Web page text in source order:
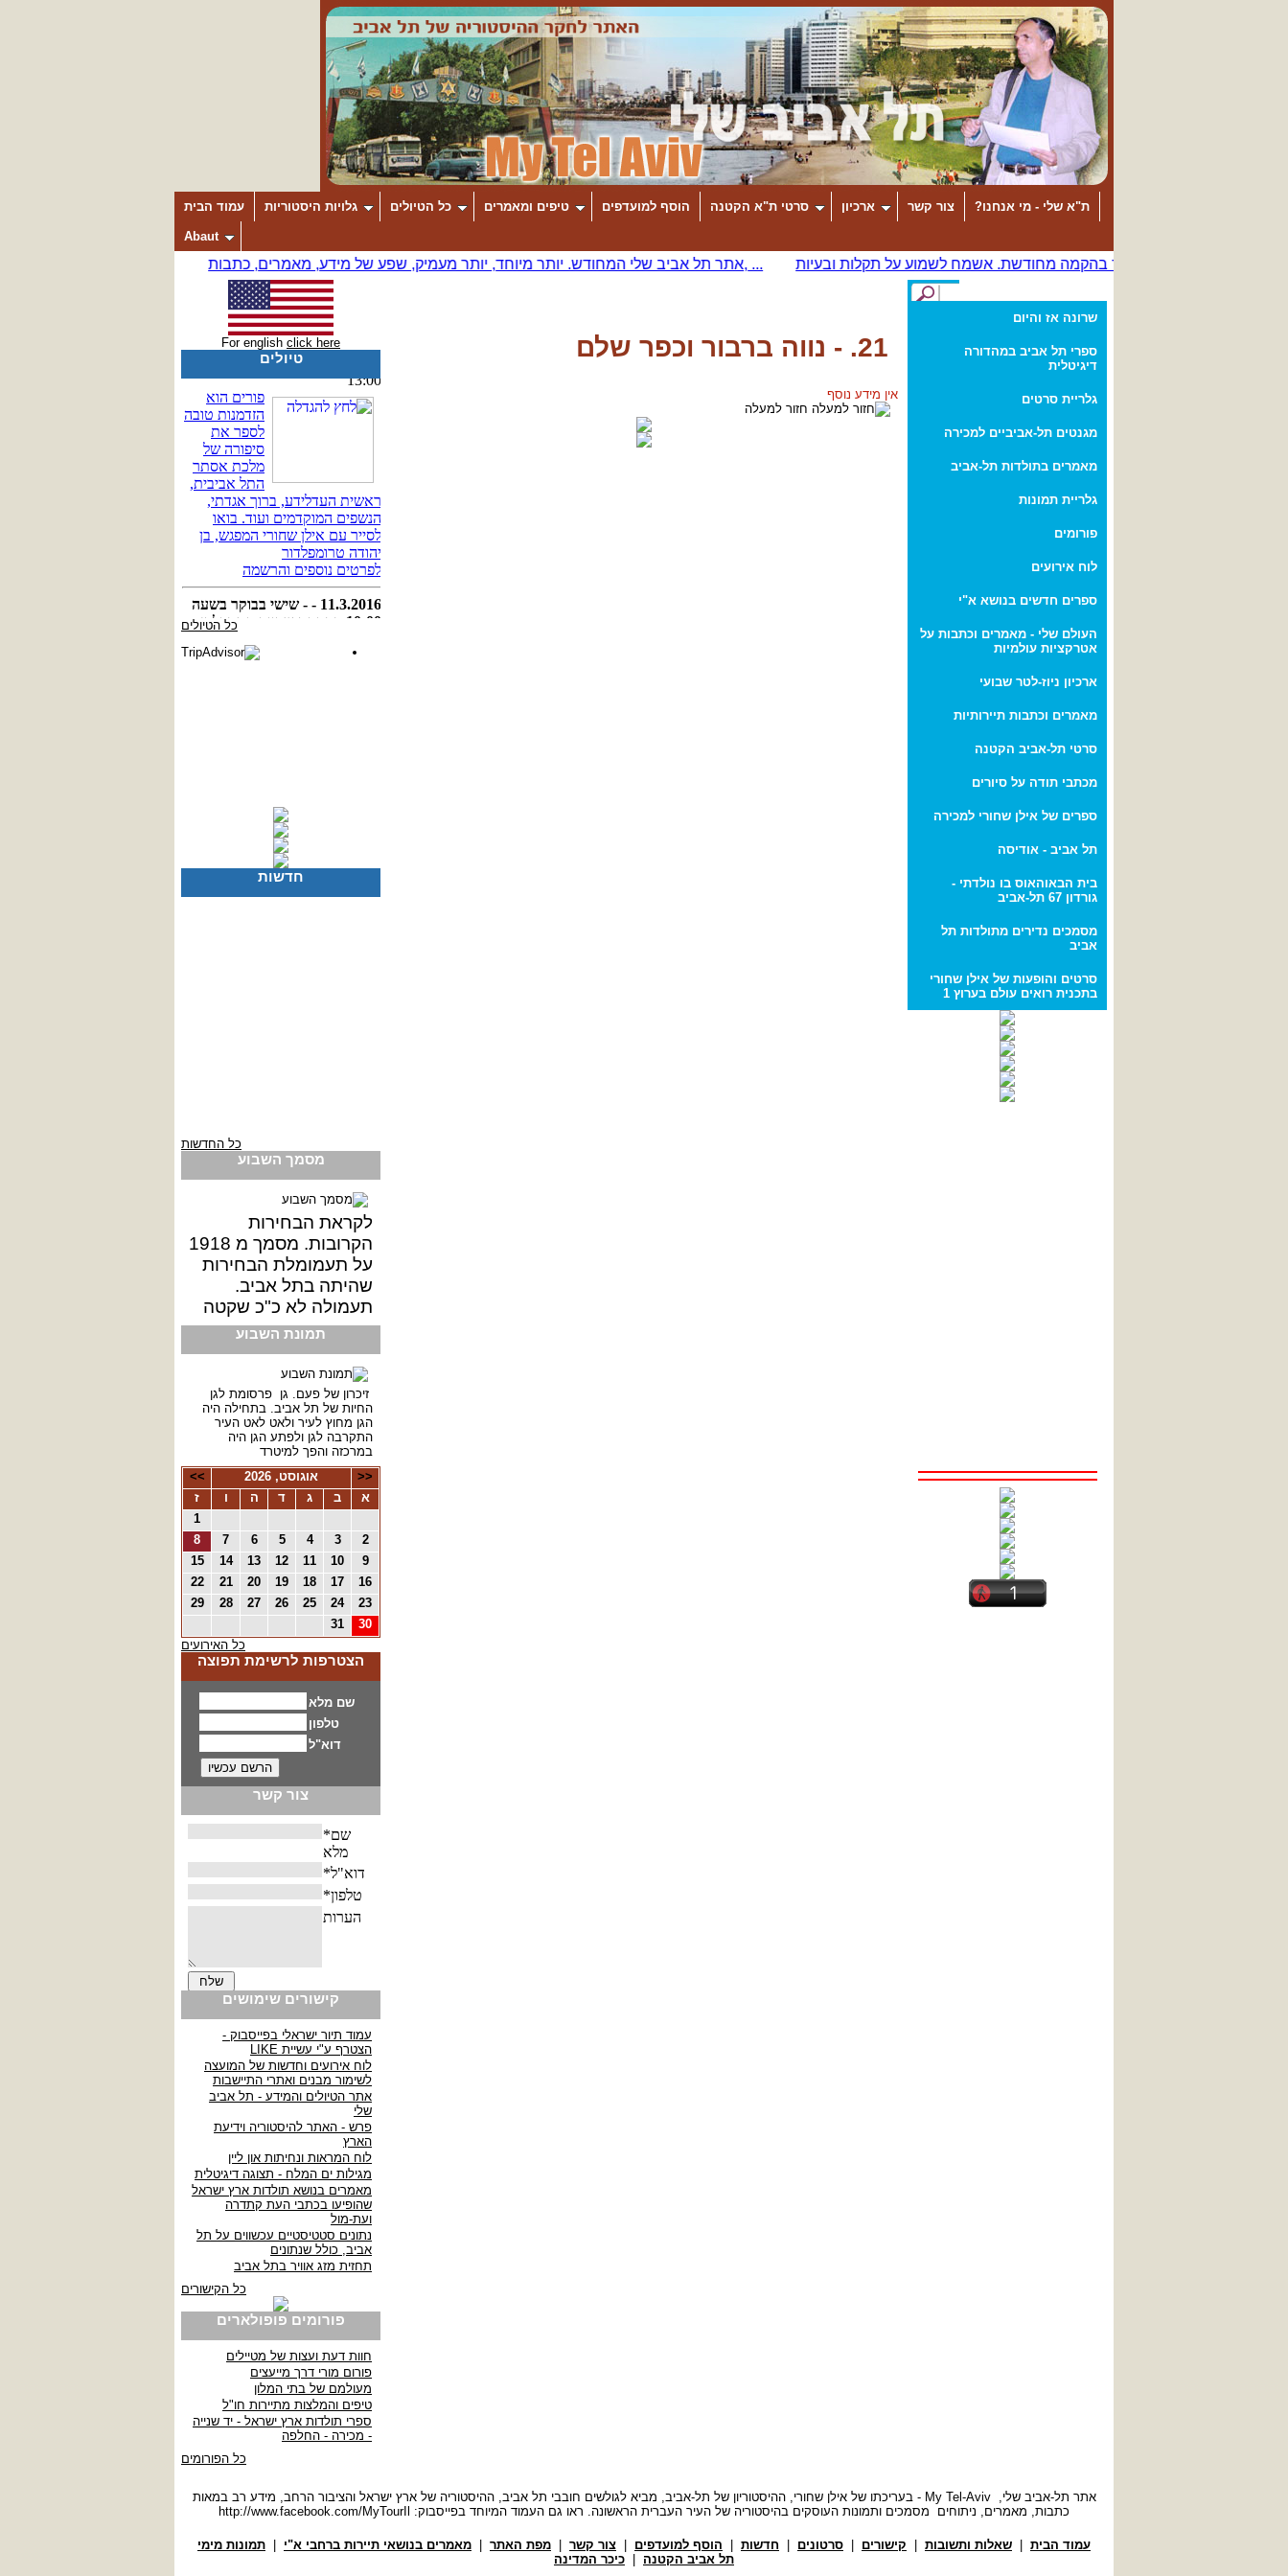
עמוד הבית גלויות היסטוריות כל הטיולים טיפים ומאמרים הוסף למועדפים סרטי ת"א הקטנה ארכיון צור קשר ת"א שלי - מי אנחנו?
Abaut
שרונה אז והיום
ספרי תל אביב במהדורה
דיגיטלית
גלריית סרטים
מגנטים תל-אביביים למכירה
מאמרים בתולדות תל-אביב
גלריית תמונות
פורומים
לוח אירועים
ספרים חדשים בנושא א"י
העולם שלי - מאמרים וכתבות על
אטרקציות עולמיות
ארכיון ניוז-לטר שבועי
מאמרים וכתבות תיירותיות
סרטי תל-אביב הקטנה
מכתבי תודה על סיורים
ספרים של אילן שחורי למכירה
תל אביב - אודיסה
בית הבאוהאוס בו נולדתי -
גורדון 67 תל-אביב
מסמכים נדירים מתולדות תל
אביב
סרטים והופעות של אילן שחורי
בתכנית רואים עולם בערוץ 1
21. - נווה ברבור וכפר שלם
אין מידע נוסף
חזור למעלה
For english click here
טיולים
כל הטיולים
חדשות
כל החדשות
מסמך השבוע
לקראת הבחירות
הקרובות. מסמך מ 1918
על תעמומלת הבחירות
שהיתה בתל אביב.
תעמולה לא כ"כ שקטה
תמונת השבוע
זיכרון של פעם. גן פרסומת לגן
החיות של תל אביב. בתחילה היה
הגן מחוץ לעיר ולאט לאט העיר
התקרבה לגן ולפתע הגן היה
במרכזה והפך למיטרד
<<
אוגוסט, 2026
>>
א
ב ג ד ה ו
ז
1
2
3
4
5
6
7
8
9
10
11
12
13
14
15
16
17
18
19
20
21
22
23
24
25
26
27
28
29
30
31
כל האירועים
הצטרפות לרשימת תפוצה
צור קשר
קישורים שימושים
עמוד תיור ישראלי בפייסבוק -
הצטרף ע"י עשיית LIKE
לוח אירועים וחדשות של המועצה
לשימור מבנים ואתרי התיישבות
אתר הטיולים והמידע - תל אביב
שלי
פרש - האתר להיסטוריה וידיעת
הארץ
לוח המראות ונחיתות און ליין
מגילות ים המלח - תצוגה דיגיטלית
מאמרים בנושא תולדות ארץ ישראל
שהופיעו בכתבי העת קתדרה
ועת-מול
נתונים סטטיסטיים עכשווים על תל
אביב, כולל שנתונים
תחזית מזג אוויר בתל אביב
כל הקישורים
פורומים פופולארים
חוות דעת ועצות של מטיילים
פורום מורי דרך מייעצים
מעולמם של בתי המלון
טיפים והמלצות מתיירות חו"ל
ספרי תולדות ארץ ישראל - יד שנייה
- מכירה - החלפה
כל הפורומים
אתר תל-אביב שלי, My Tel-Aviv - בעריכתו של אילן שחורי, ההיסטוריון של תל-אביב, מביא לגולשים חובבי תל אביב, ההיסטוריה של ארץ ישראל והציבור הרחב, מידע רב במאות
כתבות, מאמרים, ניתוחים מסמכים ותמונות העוסקים בהיסטוריה של העיר העברית הראשונה. ראו גם העמוד המיוחד בפייסבוק:
http://www.facebook.com/MyTourIl
עמוד הבית שאלות ותשובות קישורים סרטונים חדשות הוסף למועדפים צור קשר מפת האתר מאמרים בנושאי תיירות ברחבי א"י
תמונות מימי
תל אביב הקטנה
כיכר המדינה